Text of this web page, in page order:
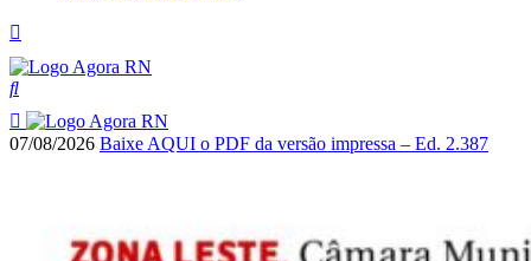
07/08/2026 Baixe AQUI o PDF da versão impressa – Ed. 2.387